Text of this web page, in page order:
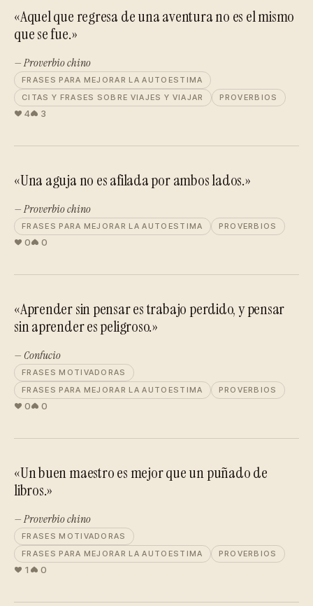
«Aquel que regresa de una aventura no es el mismo
que se fue.»
— Proverbio chino
FRASES PARA MEJORAR LA AUTOESTIMA
CITAS Y FRASES SOBRE VIAJES Y VIAJAR
PROVERBIOS
4 3
«Una aguja no es afilada por ambos lados.»
— Proverbio chino
FRASES PARA MEJORAR LA AUTOESTIMA PROVERBIOS
0 0
«Aprender sin pensar es trabajo perdido, y pensar
sin aprender es peligroso.»
— Confucio
FRASES MOTIVADORAS
FRASES PARA MEJORAR LA AUTOESTIMA
PROVERBIOS
0 0
«Un buen maestro es mejor que un puñado de
libros.»
— Proverbio chino
FRASES MOTIVADORAS
FRASES PARA MEJORAR LA AUTOESTIMA
PROVERBIOS
1 0